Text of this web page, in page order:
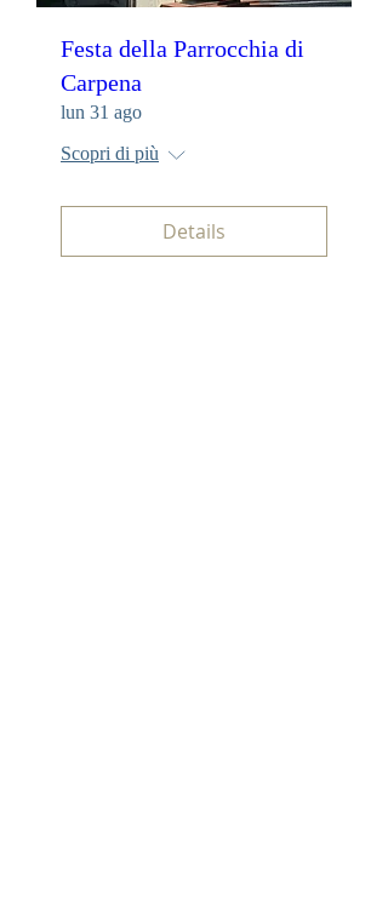
Festa della Parrocchia di
Carpena
lun 31 ago
Scopri di più
Details